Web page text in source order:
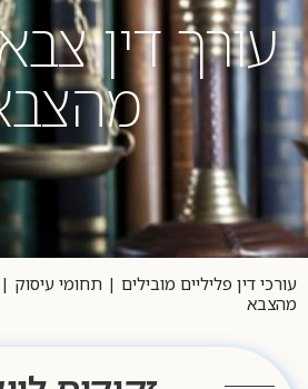
עורך דין
עורכי דין פליליים מובילים | תחומי עיסוק |
מהצבא